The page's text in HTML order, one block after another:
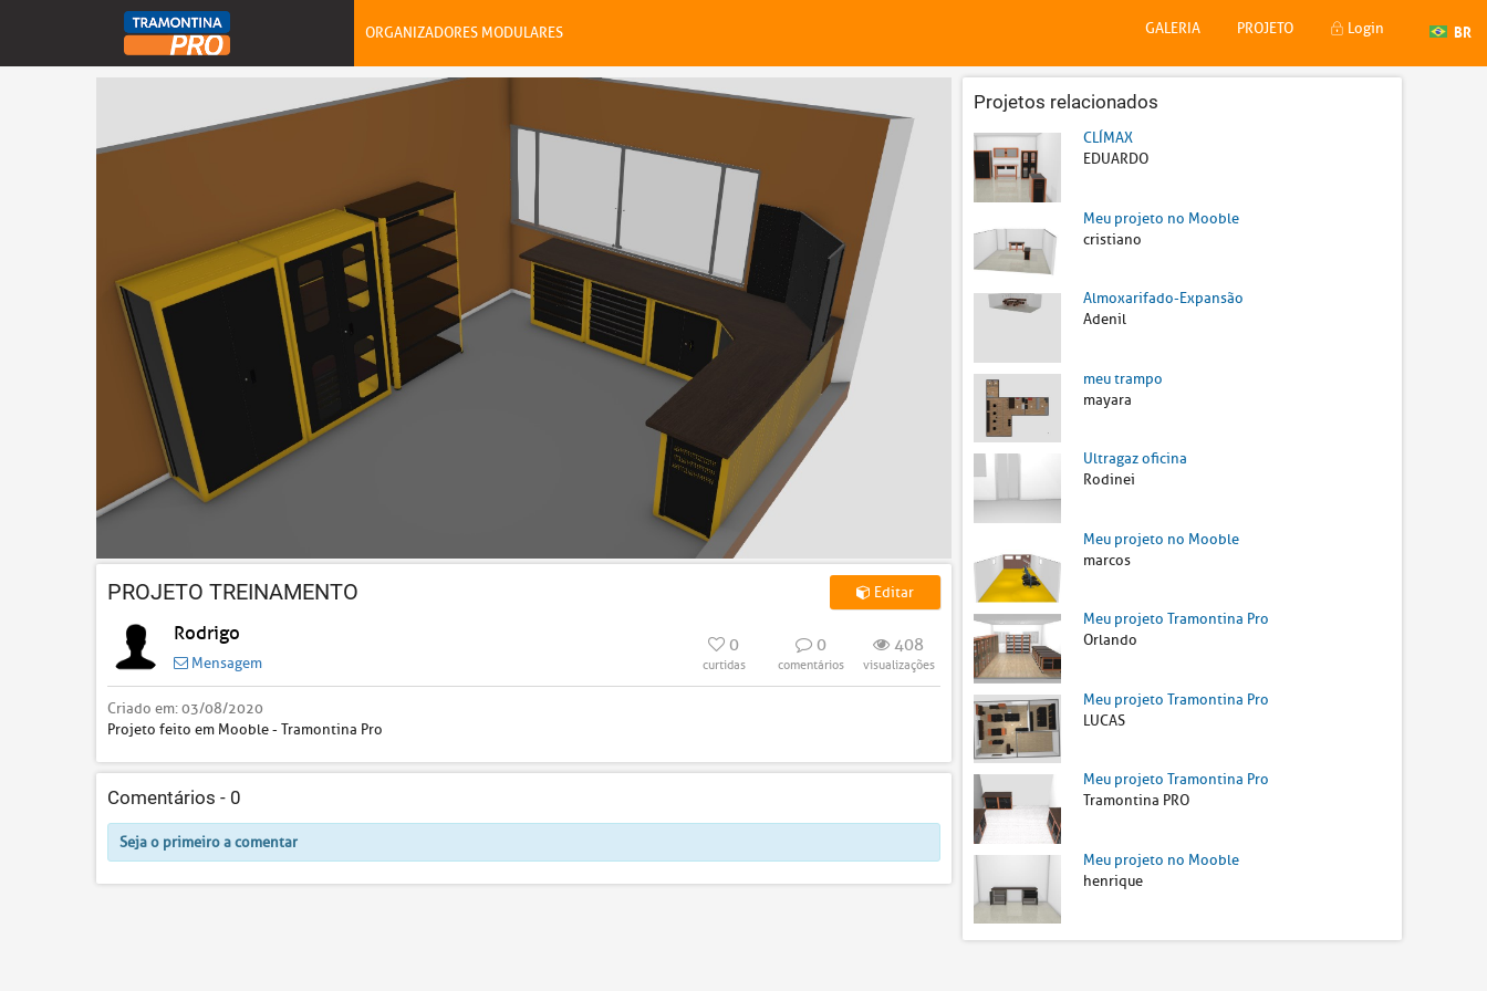
ORGANIZADORES MODULARES GALERIA PROJETO Login BR
PROJETO TREINAMENTO Editar
Rodrigo
Mensagem
0
curtidas
0
comentários
408
visualizações
Criado em:03/08/2020
Projeto feito em Mooble - Tramontina Pro
Comentários - 0
Seja o primeiro a comentar
Projetos relacionados
CLÍMAX
EDUARDO
Meu projeto no Mooble
cristiano
Almoxarifado-Expansão
Adenil
meu trampo
mayara
Ultragaz oficina
Rodinei
Meu projeto no Mooble
marcos
Meu projeto Tramontina Pro
Orlando
Meu projeto Tramontina Pro
LUCAS
Meu projeto Tramontina Pro
Tramontina PRO
Meu projeto no Mooble
henrique